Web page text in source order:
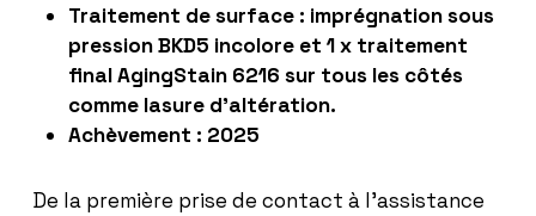
Traitement de surface : imprégnation sous
pression BKD5 incolore et 1 x traitement
final AgingStain 6216 sur tous les côtés
comme lasure d’altération.
Achèvement : 2025
De la première prise de contact à l’assistance